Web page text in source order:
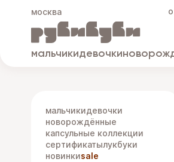
москва
мальчикидевочки
мальчикидевочки
новорождённые
капсульные коллекции
сертификатылукбуки
новинкиsale